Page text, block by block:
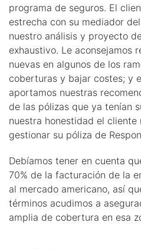
programa de seguros. El
estrecha con su mediador
nuestro análisis y proyecto
exhaustivo. Le aconsejamos
nuevas en algunos de los
coberturas y bajar costes; y
aportamos nuestras
de las pólizas que ya tenían
nuestra honestidad el cliente
gestionar su póliza de
Debíamos tener en cuenta
70% de la facturación de la
al mercado americano, así
términos acudimos a
amplia de cobertura en esa